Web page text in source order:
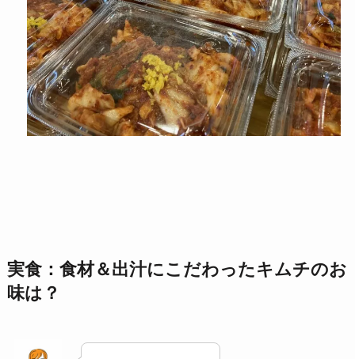
実食：食材＆出汁にこだわったキムチのお
味は？